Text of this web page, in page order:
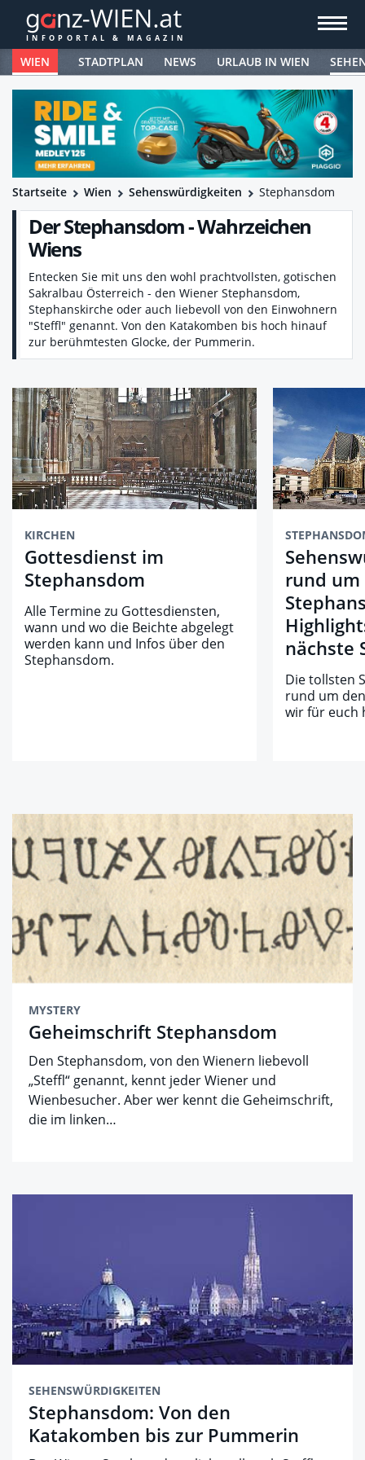
WIEN STADTPLAN NEWS URLAUB IN WIEN
Startseite Wien Sehenswürdigkeiten Stephansdom
Der Stephansdom - Wahrzeichen
Wiens
Entecken Sie mit uns den wohl prachtvollsten, gotischen
Sakralbau Österreich - den Wiener Stephansdom,
Stephanskirche oder auch liebevoll von den Einwohnern
"Steffl" genannt. Von den Katakomben bis hoch hinauf
zur berühmtesten Glocke, der Pummerin.
KIRCHEN
Gottesdienst im
Stephansdom
Alle Termine zu Gottesdiensten,
wann und wo die Beichte abgelegt
werden kann und Infos über den
Stephansdom.
rund um
nächste
Die tollsten
rund um
wir für euch
MYSTERY
Geheimschrift Stephansdom
Den Stephansdom, von den Wienern liebevoll
„Steffl“ genannt, kennt jeder Wiener und
Wienbesucher. Aber wer kennt die Geheimschrift,
die im linken…
SEHENSWÜRDIGKEITEN
Stephansdom: Von den
Katakomben bis zur Pummerin